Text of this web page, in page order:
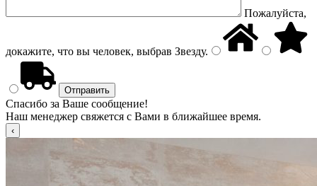
Пожалуйста,
докажите, что вы человек, выбрав Звезду.
Спасибо за Ваше сообщение!
Наш менеджер свяжется с Вами в ближайшее время.